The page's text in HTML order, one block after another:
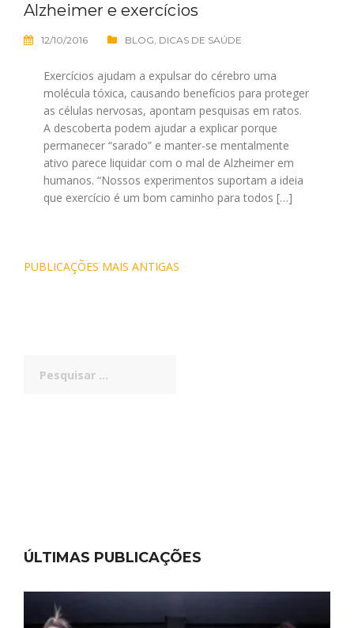
Alzheimer e exercícios
12/10/2016 BLOG, DICAS DE SAÚDE
Exercícios ajudam a expulsar do cérebro uma
molécula tóxica, causando benefícios para proteger
as células nervosas, apontam pesquisas em ratos.
A descoberta podem ajudar a explicar porque
permanecer “sarado” e manter-se mentalmente
ativo parece liquidar com o mal de Alzheimer em
humanos. “Nossos experimentos suportam a ideia
que exercício é um bom caminho para todos […]
Navegação
PUBLICAÇÕES MAIS ANTIGAS
por:
ÚLTIMAS PUBLICAÇÕES